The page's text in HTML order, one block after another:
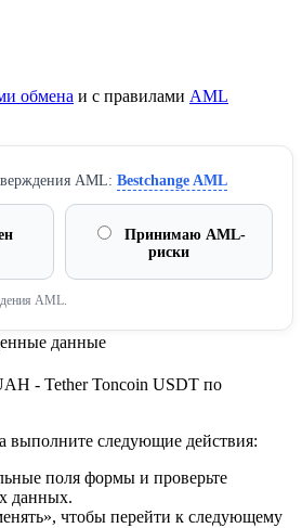
обмена и с правилами AML
AML: Bestchange AML
Принимаю AML-
риски
AML.
данные
- Tether Toncoin USDT по
выполните следующие действия:
поля формы и проверьте
данных.
чтобы перейти к следующему